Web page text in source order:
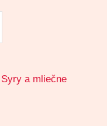
Syry a mliečne